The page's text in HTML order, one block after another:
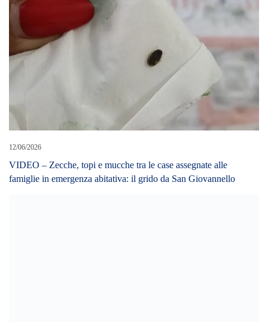
12/06/2026
VIDEO – Zecche, topi e mucche tra le case assegnate alle
famiglie in emergenza abitativa: il grido da San Giovannello